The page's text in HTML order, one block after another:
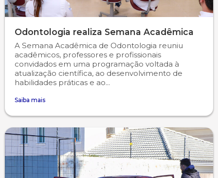
Odontologia realiza Semana Acadêmica
A Semana Acadêmica de Odontologia reuniu
acadêmicos, professores e profissionais
convidados em uma programação voltada à
atualização científica, ao desenvolvimento de
habilidades práticas e ao...
Saiba mais